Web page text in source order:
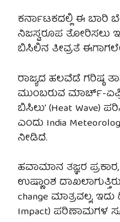
ಕರ್ನಾಟಕದಲ್ಲಿ ಈ ಬಾರಿ
ನಿಜಸ್ವರೂಪ ತೋರಿಸಲು
ಬಿಸಿಲಿನ ತೀವ್ರತೆ
ರಾಜ್ಯದ ಹಲವೆಡೆ ಗರಿಷ್ಠ
ಮುಂಬರುವ ಮಾರ್ಚ್-
ಬಿಸಿಲು’ (Heat Wave)
ಎಂದು India
ನೀಡಿದೆ.
ಹವಾಮಾನ ತಜ್ಞರ
ಉಷ್ಣಾಂಶ
change ಮಾತ್ರವಲ್ಲ,
Impact) ಪರಿಣಾಮಗಳ